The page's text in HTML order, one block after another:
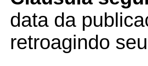
data da
retroagindo